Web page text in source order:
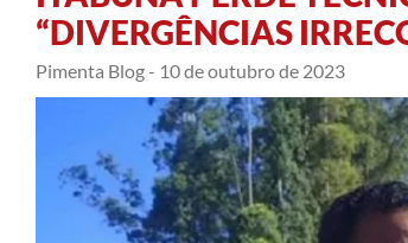
“DIVERGÊNCIAS
Pimenta Blog - 10 de outubro de 2023